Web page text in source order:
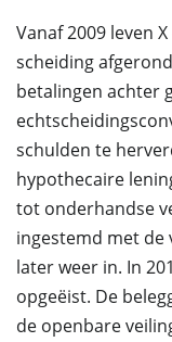
Vanaf 2009 leven
scheiding
betalingen achter
schulden te
hypothecaire
tot onderhandse
ingestemd met
later weer in. In
opgeëist. De
de openbare